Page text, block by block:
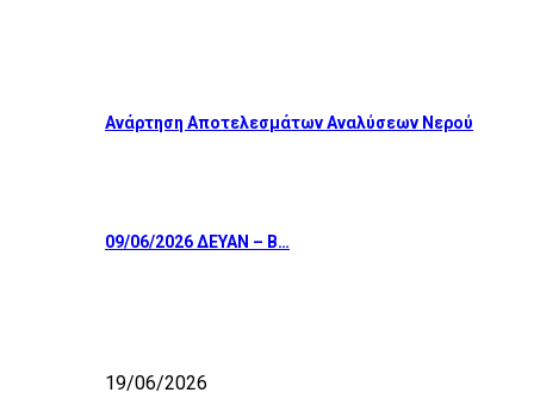
Ανάρτηση Αποτελεσμάτων Αναλύσεων Νερού
09/06/2026 ΔΕΥΑΝ – Β…
19/06/2026